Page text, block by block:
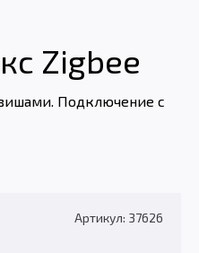
Zigbee
Подключение с
Артикул: 37626